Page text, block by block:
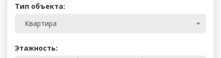
Тип объекта:
Квартира
Этажность: